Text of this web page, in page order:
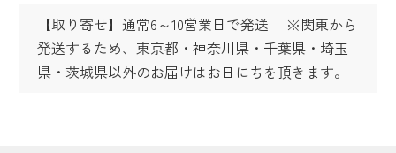
【取り寄せ】通常6～10営業日で発送 ※関東から
発送するため、東京都・神奈川県・千葉県・埼玉
県・茨城県以外のお届けはお日にちを頂きます。